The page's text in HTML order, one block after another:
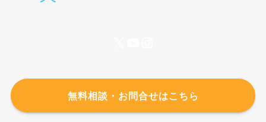
無料相談・お問合せはこちら